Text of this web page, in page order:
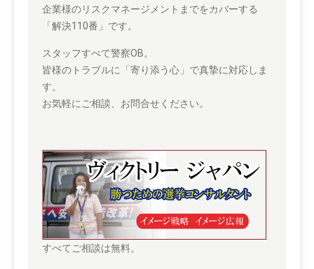
企業様のリスクマネージメントまでをカバーする
「解決110番」です。
スタッフすべて警察OB。
皆様のトラブルに「寄り添う心」で真摯に対応しま
す。
お気軽にご相談、お問合せください。
すべてご相談は無料。